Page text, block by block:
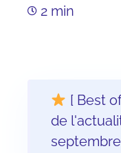
2 min
[ Best
de